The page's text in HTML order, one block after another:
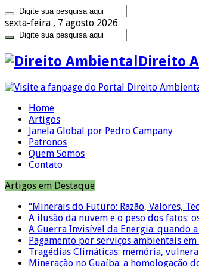
sexta-feira , 7 agosto 2026
Direito
Home
Artigos
Janela Global por Pedro Campany
Patronos
Quem Somos
Contato
Artigos em Destaque
“Minerais do Futuro: Razão, Valores,
A ilusão da nuvem e o peso dos fatos:
A Guerra Invisível da Energia: quando
Pagamento por serviços ambientais
Tragédias Climáticas: memória,
Mineração no Guaíba: a homologação